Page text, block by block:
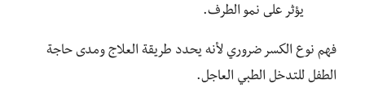
يؤثر على نمو الطرف.
فهم نوع الكسر ضروري لأنه يحدد طريقة العلاج ومدى حاجة
الطفل للتدخل الطبي العاجل.